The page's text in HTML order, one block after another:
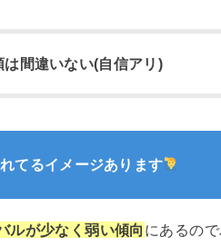
は間違いない(自信アリ)
てるイメージあります
ルが少なく弱い傾向 にあるの